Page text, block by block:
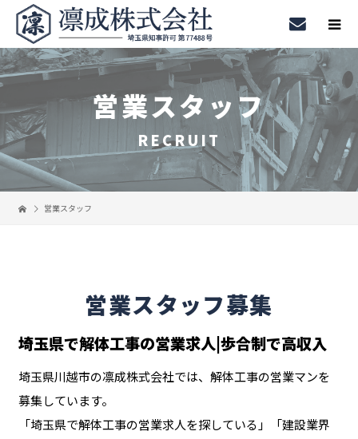
営業スタッフ
RECRUIT
営業スタッフ
営業スタッフ募集
埼玉県で解体工事の営業求人|歩合制で高収入
埼玉県川越市の凛成株式会社では、解体工事の営業マンを
募集しています。
「埼玉県で解体工事の営業求人を探している」「建設業界